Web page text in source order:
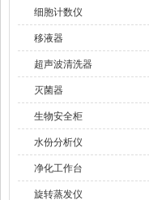
细胞计数仪
移液器
超声波清洗器
灭菌器
生物安全柜
水份分析仪
净化工作台
旋转蒸发仪